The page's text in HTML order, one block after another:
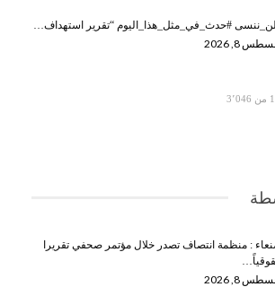
#حدث_في_مثل_هذا_اليوم “تقرير استهداف…
8, 2026
1 من 3٬046
: منظمة انتصاف تصدر خلال مؤتمر صحفي تقريرا
8, 2026